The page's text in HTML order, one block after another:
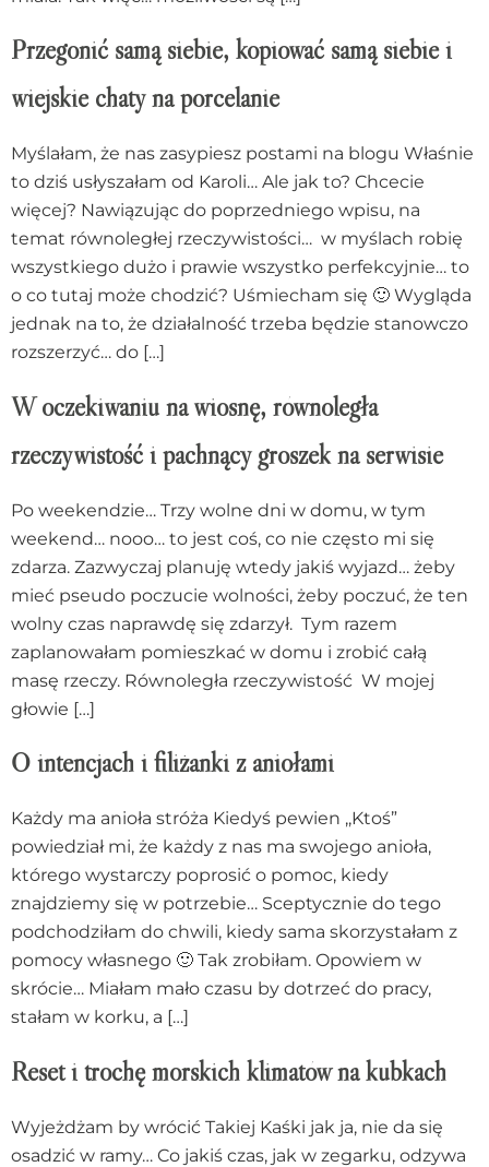
Przegonić samą siebie, kopiować samą siebie i
wiejskie chaty na porcelanie
Myślałam, że nas zasypiesz postami na blogu Właśnie
to dziś usłyszałam od Karoli… Ale jak to? Chcecie
więcej? Nawiązując do poprzedniego wpisu, na
temat równoległej rzeczywistości… w myślach robię
wszystkiego dużo i prawie wszystko perfekcyjnie… to
o co tutaj może chodzić? Uśmiecham się 🙂 Wygląda
jednak na to, że działalność trzeba będzie stanowczo
rozszerzyć… do […]
W oczekiwaniu na wiosnę, równoległa
rzeczywistość i pachnący groszek na serwisie
Po weekendzie… Trzy wolne dni w domu, w tym
weekend… nooo… to jest coś, co nie często mi się
zdarza. Zazwyczaj planuję wtedy jakiś wyjazd… żeby
mieć pseudo poczucie wolności, żeby poczuć, że ten
wolny czas naprawdę się zdarzył. Tym razem
zaplanowałam pomieszkać w domu i zrobić całą
masę rzeczy. Równoległa rzeczywistość W mojej
głowie […]
O intencjach i filiżanki z aniołami
Każdy ma anioła stróża Kiedyś pewien ,,Ktoś”
powiedział mi, że każdy z nas ma swojego anioła,
którego wystarczy poprosić o pomoc, kiedy
znajdziemy się w potrzebie… Sceptycznie do tego
podchodziłam do chwili, kiedy sama skorzystałam z
pomocy własnego 🙂 Tak zrobiłam. Opowiem w
skrócie… Miałam mało czasu by dotrzeć do pracy,
stałam w korku, a […]
Reset i trochę morskich klimatów na kubkach
Wyjeżdżam by wrócić Takiej Kaśki jak ja, nie da się
osadzić w ramy… Co jakiś czas, jak w zegarku, odzywa